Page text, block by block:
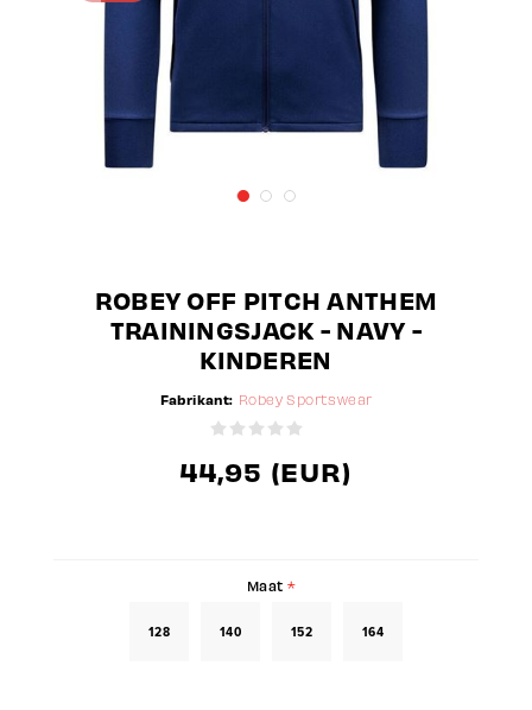
ROBEY OFF PITCH ANTHEM
TRAININGSJACK - NAVY -
KINDEREN
Fabrikant: Robey Sportswear
44,95 (EUR)
Maat *
128 140 152 164